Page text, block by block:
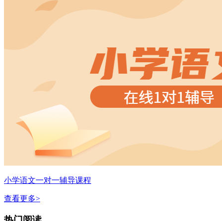
小学语文一对一辅导课程
查看更多>